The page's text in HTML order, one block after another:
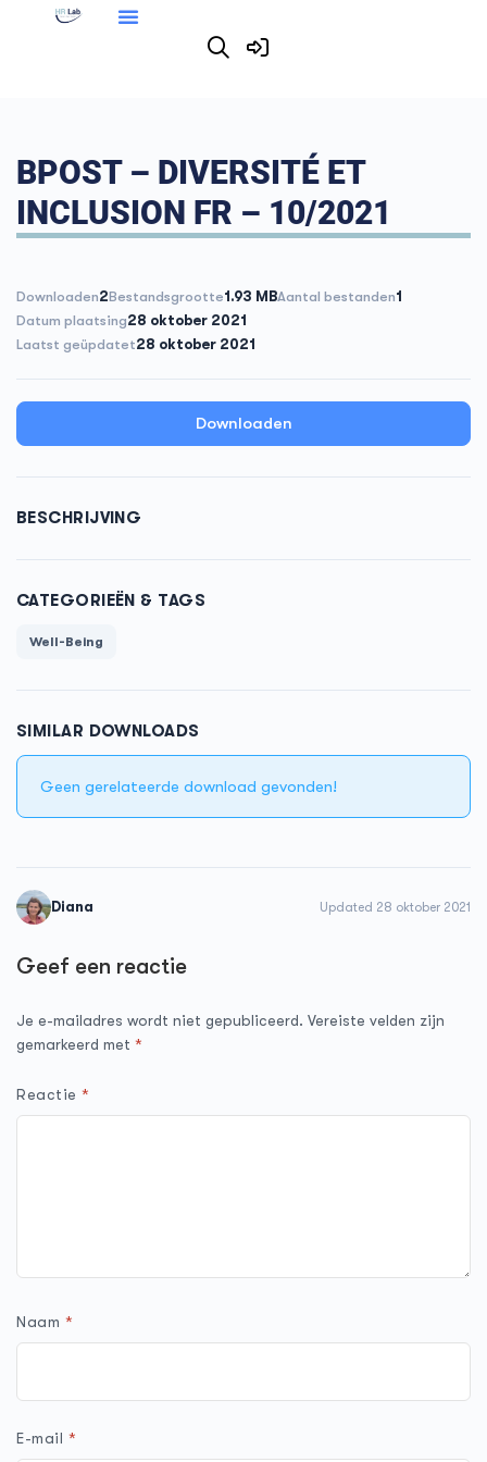
BPOST – DIVERSITÉ ET
INCLUSION FR – 10/2021
Downloaden2Bestandsgrootte1.93 MBAantal bestanden1
Datum plaatsing28 oktober 2021
Laatst geüpdatet28 oktober 2021
Downloaden
BESCHRIJVING
CATEGORIEËN & TAGS
Well-Being
SIMILAR DOWNLOADS
Geen gerelateerde download gevonden!
Diana Updated 28 oktober 2021
Geef een reactie
Je e-mailadres wordt niet gepubliceerd. Vereiste velden zijn
gemarkeerd met *
Reactie*
Naam *
E-mail *